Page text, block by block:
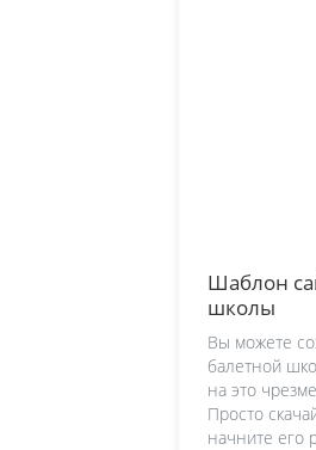
Шаблон
школы
Вы можете
балетной
на это
Просто
начните его